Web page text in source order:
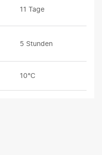
11 Tage
5 Stunden
10°C